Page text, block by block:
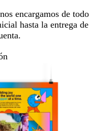
encargamos de todo
hasta la entrega de